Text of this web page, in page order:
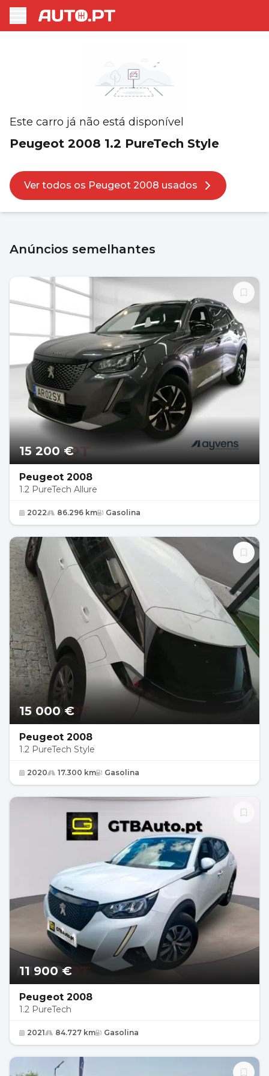
Este carro já não está disponível
Peugeot 2008 1.2 PureTech Style
Ver todos os Peugeot 2008 usados
Anúncios semelhantes
15 200 €
Peugeot 2008
1.2 PureTech Allure
2022 86.296 km Gasolina
15 000 €
Peugeot 2008
1.2 PureTech Style
2020 17.300 km Gasolina
11 900 €
Peugeot 2008
1.2 PureTech
2021 84.727 km Gasolina